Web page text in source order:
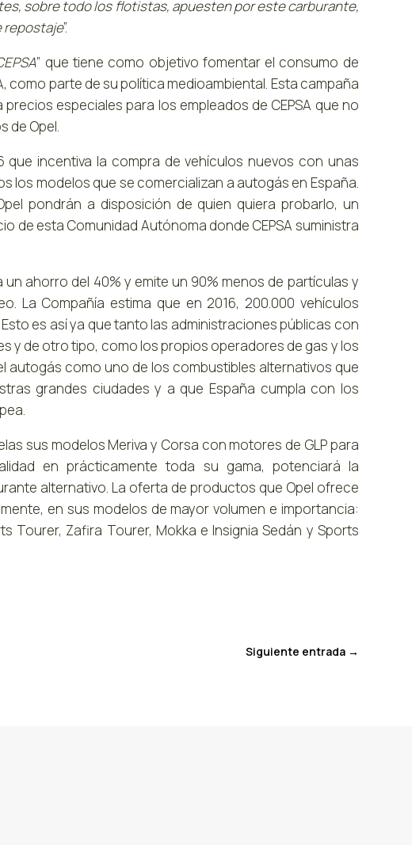
sobre todo los flotistas, apuesten por este carburante,
repostaje”.
” que tiene como objetivo fomentar el consumo de
como parte de su política medioambiental. Esta campaña
especiales para los empleados de CEPSA que no
de Opel.
que incentiva la compra de vehículos nuevos con unas
los modelos que se comercializan a autogás en España.
pondrán a disposición de quien quiera probarlo, un
de esta Comunidad Autónoma donde CEPSA suministra
ahorro del 40% y emite un 90% menos de partículas y
La Compañía estima que en 2016, 200.000 vehículos
es así ya que tanto las administraciones públicas con
y de otro tipo, como los propios operadores de gas y los
como uno de los combustibles alternativos que
grandes ciudades y a que España cumpla con los
sus modelos Meriva y Corsa con motores de GLP para
en prácticamente toda su gama, potenciará la
alternativo. La oferta de productos que Opel ofrece
en sus modelos de mayor volumen e importancia:
Tourer, Zafira Tourer, Mokka e Insignia Sedán y Sports
Siguiente entrada→